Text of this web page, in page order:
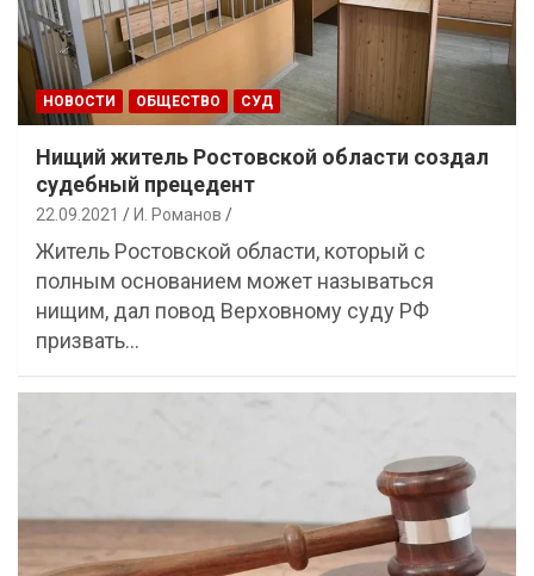
НОВОСТИ ОБЩЕСТВО СУД
Нищий житель Ростовской области создал
судебный прецедент
22.09.2021 И. Романов
Житель Ростовской области, который с
полным основанием может называться
нищим, дал повод Верховному суду РФ
призвать…